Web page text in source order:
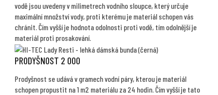
vodě jsou uvedeny v milimetrech vodního sloupce, který určuje
maximální množství vody, proti kterému je materiál schopen vás
chránit. Čím vyšší je hodnota odolnosti proti vodě, tím odolnější je
materiál proti prosakování.
PRODYŠNOST 2 000
Prodyšnost se udává v gramech vodní páry, kterou je materiál
schopen propustit na 1 m2 materiálu za 24 hodin. Čím vyšší je tato